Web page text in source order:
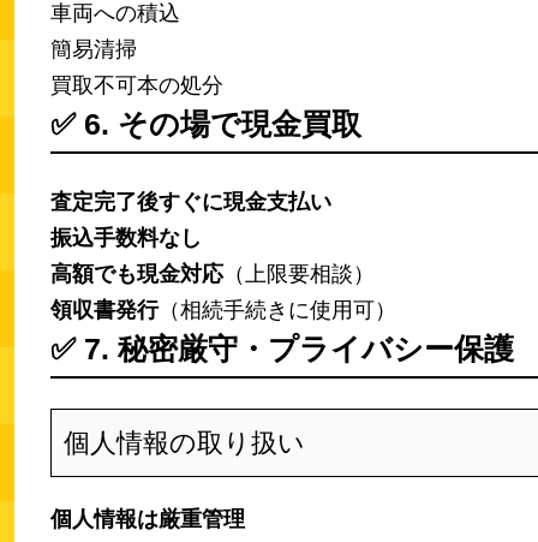
車両への積込
簡易清掃
買取不可本の処分
✅ 6. その場で現金買取
査定完了後すぐに現金支払い
振込手数料なし
高額でも現金対応（上限要相談）
領収書発行（相続手続きに使用可）
✅ 7. 秘密厳守・プライバシー保護
個人情報の取り扱い
個人情報は厳重管理